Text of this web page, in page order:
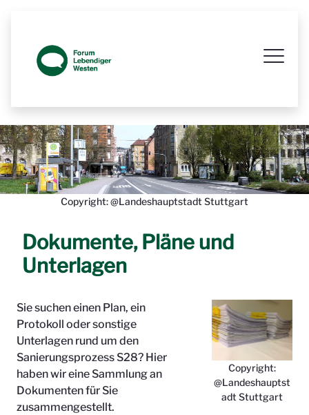
Copyright: @Landeshauptstadt Stuttgart
Dokumente, Pläne und
Unterlagen
Sie suchen einen Plan, ein
Protokoll oder sonstige
Unterlagen rund um den
Sanierungsprozess S28? Hier
haben wir eine Sammlung an
Dokumenten für Sie
zusammengestellt.
Copyright:
@Landeshauptst
adt Stuttgart